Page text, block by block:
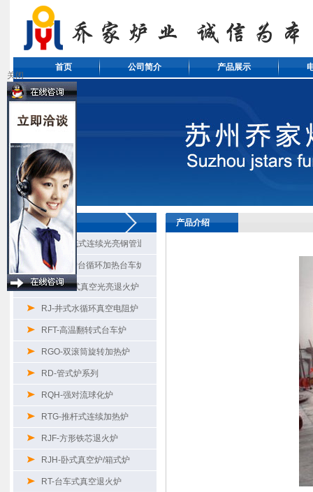
首页 公司简介 产品展示
产品系列
RG8-滚底式连续光亮钢管退火炉
RX3-双炉台循环加热台车炉
RZ-钟罩式真空光亮退火炉
RJ-井式水循环真空电阻炉
RFT-高温翻转式台车炉
RGO-双滚筒旋转加热炉
RD-管式炉系列
RQH-强对流球化炉
RTG-推杆式连续加热炉
RJF-方形铁芯退火炉
RJH-卧式真空炉/箱式炉
RT-台车式真空退火炉
产品介绍
关闭